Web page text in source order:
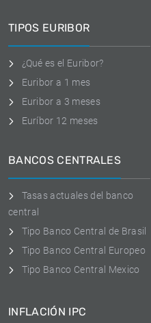
TIPOS EURIBOR
¿Qué es el Euribor?
Euribor a 1 mes
Euribor a 3 meses
Euríbor 12 meses
BANCOS CENTRALES
Tasas actuales del banco
central
Tipo Banco Central de Brasil
Tipo Banco Central Europeo
Tipo Banco Central Mexico
INFLACIÓN IPC